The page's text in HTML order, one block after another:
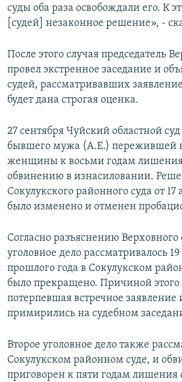
суды оба раза освобождали его. К
[судей] незаконное решение», -
После этого случая председатель
провел экстренное заседание и
судей, рассматривавших
будет дана строгая оценка.
27 сентября Чуйский областной суд
бывшего мужа (А.Е.) пережившей
женщины к восьми годам лишения
обвинению в изнасиловании.
Сокулукского районного суда от 17
было изменено и отменен
Согласно разъяснению Верховного
уголовное дело рассматривалось
прошлого года в Сокулукском
было прекращено. Причиной этого
потерпевшая встречное заявление
примирились на судебном
Второе уголовное дело также
Сокулукском районном суде, и
приговорен к пяти годам лишения